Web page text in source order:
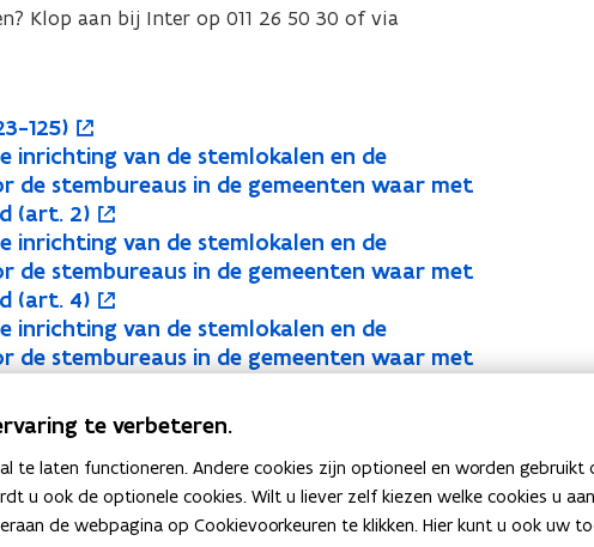
Klop aan bij Inter op 011 26 50 30 of via
125)
inrichting van de stemlokalen en de
de stembureaus in de gemeenten waar met
(art. 2)
inrichting van de stemlokalen en de
de stembureaus in de gemeenten waar met
(art. 4)
inrichting van de stemlokalen en de
de stembureaus in de gemeenten waar met
van de stemlokalen en de
stembureaus in de gemeenten waar met
te verbeteren.
te laten functioneren. Andere cookies zijn optioneel en worden
u ook de optionele cookies. Wilt u liever zelf kiezen welke cookies u
de webpagina op Cookievoorkeuren te klikken. Hier kunt u ook uw